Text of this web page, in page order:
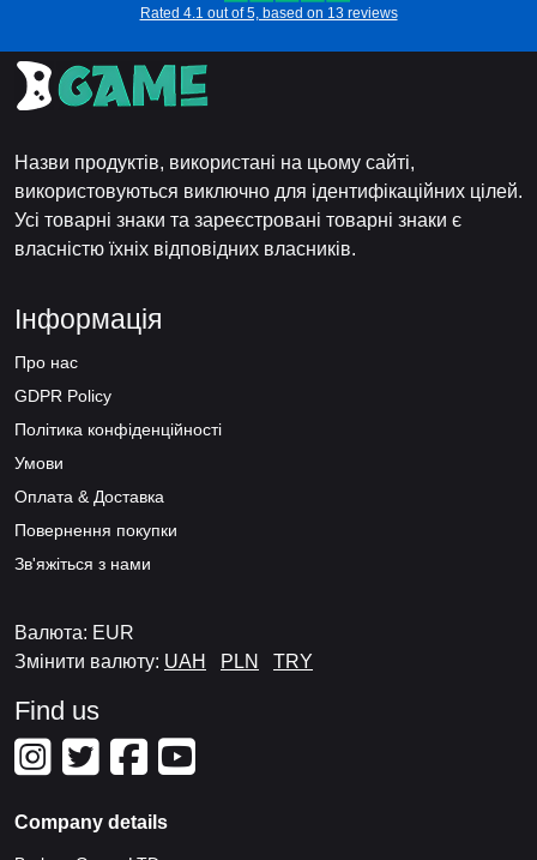
Rated 4.1 out of 5, based on 13 reviews
Назви продуктів, використані на цьому сайті,
використовуються виключно для ідентифікаційних цілей.
Усі товарні знаки та зареєстровані товарні знаки є
власністю їхніх відповідних власників.
Інформація
Про нас
GDPR Policy
Політика конфіденційності
Умови
Оплата & Доставка
Повернення покупки
Зв'яжіться з нами
Валюта: EUR
Змінити валюту: UAH PLN TRY
Find us
Company details